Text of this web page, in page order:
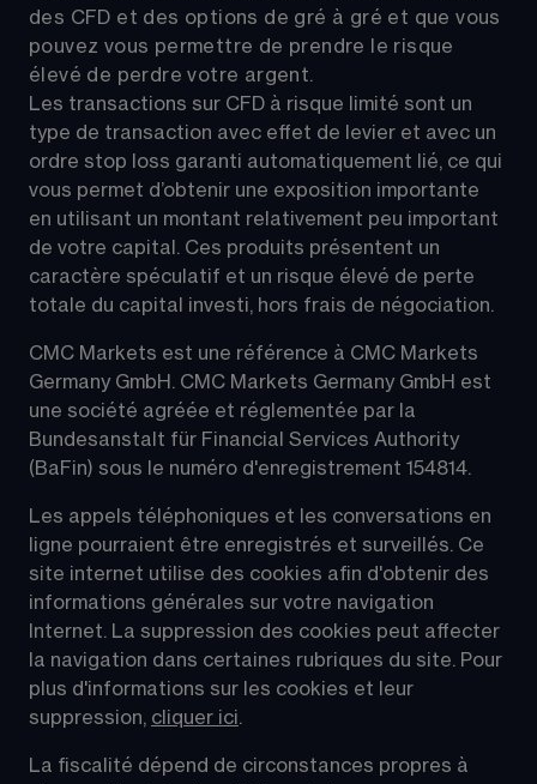
des CFD et des options de gré à gré et que vous
pouvez vous permettre de prendre le risque
élevé de perdre votre argent.
Les transactions sur CFD à risque limité sont un
type de transaction avec effet de levier et avec un
ordre stop loss garanti automatiquement lié, ce qui
vous permet d’obtenir une exposition importante
en utilisant un montant relativement peu important
de votre capital. Ces produits présentent un
caractère spéculatif et un risque élevé de perte
totale du capital investi, hors frais de négociation.
CMC Markets est une référence à CMC Markets
Germany GmbH. CMC Markets Germany GmbH est
une société agréée et réglementée par la
Bundesanstalt für Financial Services Authority
(BaFin) sous le numéro d'enregistrement 154814.
Les appels téléphoniques et les conversations en
ligne pourraient être enregistrés et surveillés. Ce
site internet utilise des cookies afin d'obtenir des
informations générales sur votre navigation
Internet. La suppression des cookies peut affecter
la navigation dans certaines rubriques du site. Pour
plus d'informations sur les cookies et leur
suppression, cliquer ici.
La fiscalité dépend de circonstances propres à